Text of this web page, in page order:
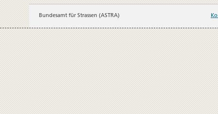
Bundesamt für Strassen (ASTRA)